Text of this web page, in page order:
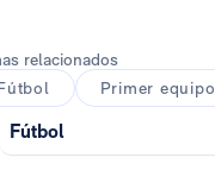
relacionados
Primer equipo
Fútbol